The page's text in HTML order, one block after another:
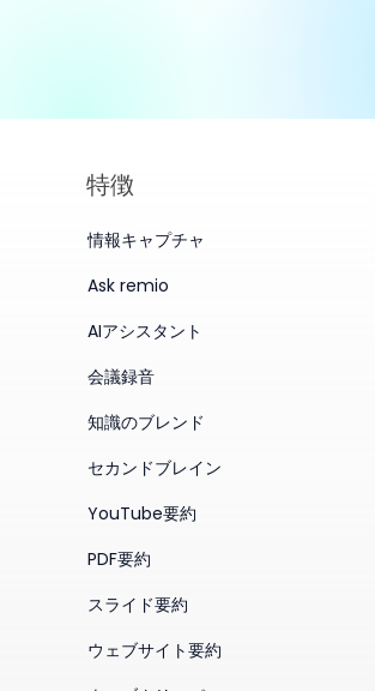
特徴
情報キャプチャ
Ask remio
AIアシスタント
会議録音
知識のブレンド
セカンドブレイン
YouTube要約
PDF要約
スライド要約
ウェブサイト要約